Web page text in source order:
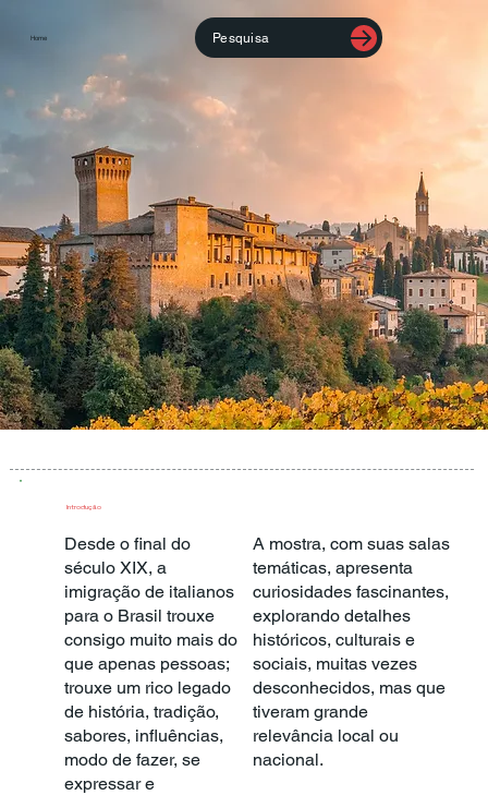
Pesquisa
Home
Introdução
Desde o final do
século XIX, a
imigração de italianos
para o Brasil trouxe
consigo muito mais do
que apenas pessoas;
trouxe um rico legado
de história, tradição,
sabores, influências,
modo de fazer, se
expressar e
A mostra, com suas salas
temáticas, apresenta
curiosidades fascinantes,
explorando detalhes
históricos, culturais e
sociais, muitas vezes
desconhecidos, mas que
tiveram grande
relevância local ou
nacional.